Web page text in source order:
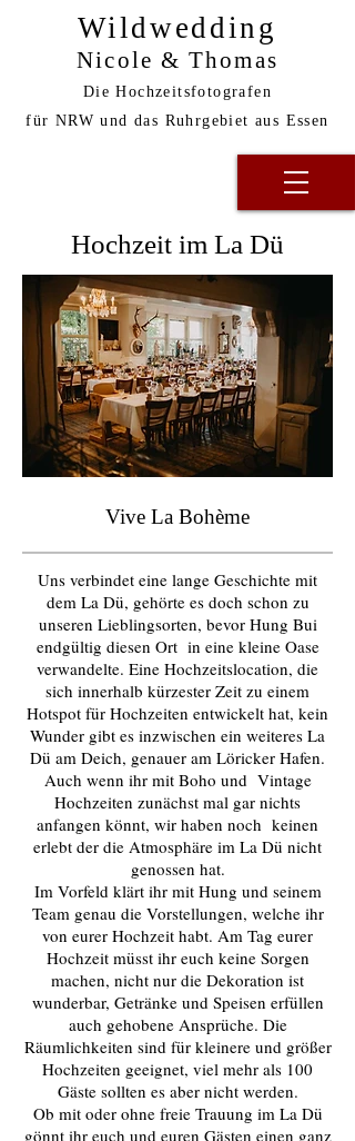
Wildwedding
Nicole & Thomas
Die Hochzeitsfotografen
für NRW und das Ruhrgebiet aus Essen
Hochzeit im La Dü
Vive La Bohème
Uns verbindet eine lange Geschichte mit
dem La Dü, gehörte es doch schon zu
unseren Lieblingsorten, bevor Hung Bui
endgültig diesen Ort in eine kleine Oase
verwandelte. Eine Hochzeitslocation, die
sich innerhalb kürzester Zeit zu einem
Hotspot für Hochzeiten entwickelt hat, kein
Wunder gibt es inzwischen ein weiteres La
Dü am Deich, genauer am Löricker Hafen.
Auch wenn ihr mit Boho und Vintage
Hochzeiten zunächst mal gar nichts
anfangen könnt, wir haben noch keinen
erlebt der die Atmosphäre im La Dü nicht
genossen hat.
Im Vorfeld klärt ihr mit Hung und seinem
Team genau die Vorstellungen, welche ihr
von eurer Hochzeit habt. Am Tag eurer
Hochzeit müsst ihr euch keine Sorgen
machen, nicht nur die Dekoration ist
wunderbar, Getränke und Speisen erfüllen
auch gehobene Ansprüche. Die
Räumlichkeiten sind für kleinere und größer
Hochzeiten geeignet, viel mehr als 100
Gäste sollten es aber nicht werden.
Ob mit oder ohne freie Trauung im La Dü
gönnt ihr euch und euren Gästen einen ganz